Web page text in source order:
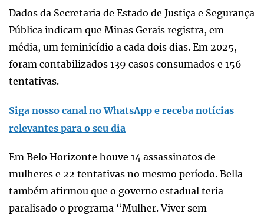
Dados da Secretaria de Estado de Justiça e Segurança
Pública indicam que Minas Gerais registra, em
média, um feminicídio a cada dois dias. Em 2025,
foram contabilizados 139 casos consumados e 156
tentativas.
Siga nosso canal no WhatsApp e receba notícias
relevantes para o seu dia
Em Belo Horizonte houve 14 assassinatos de
mulheres e 22 tentativas no mesmo período. Bella
também afirmou que o governo estadual teria
paralisado o programa “Mulher. Viver sem